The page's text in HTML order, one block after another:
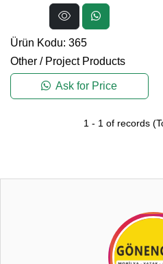
Ürün Kodu: 365
Other / Project Products
Ask for Price
1 - 1 of records